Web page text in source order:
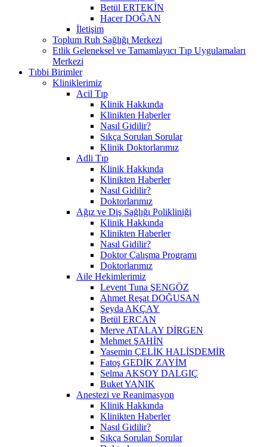
Betül ERTEKİN
Hacer DOĞAN
İletişim
Toplum Ruh Sağlığı Merkezi
Etlik Geleneksel ve Tamamlayıcı Tıp Uygulamaları
Merkezi
Tıbbi Birimler
Kliniklerimiz
Acil Tıp
Klinik Hakkında
Klinikten Haberler
Nasıl Gidilir?
Sıkça Sorulan Sorular
Klinik Doktorlarımız
Adli Tıp
Klinik Hakkında
Klinikten Haberler
Nasıl Gidilir?
Doktorlarımız
Ağız ve Diş Sağlığı Polikliniği
Klinik Hakkında
Klinikten Haberler
Nasıl Gidilir?
Doktor Çalışma Programı
Doktorlarımız
Aile Hekimlerimiz
Levent Tuna ŞENGÖZ
Ahmet Reşat DOĞUSAN
Şeyda AKÇAY
Betül ERCAN
Merve ATALAY DİRGEN
Mehmet ŞAHİN
Yasemin ÇELİK HALİSDEMİR
Fatoş GEDİK ZAYİM
Selma AKSOY DALGIÇ
Buket YANIK
Anestezi ve Reanimasyon
Klinik Hakkında
Klinikten Haberler
Nasıl Gidilir?
Sıkça Sorulan Sorular